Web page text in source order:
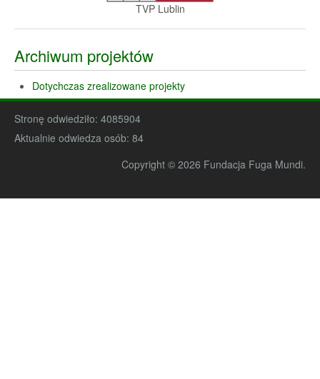
TVP Lublin
Archiwum projektów
Dotychczas zrealizowane projekty
Stronę odwiedziło: 4085904
Aktualnie odwiedza osób: 84
Copyright © 2026 Fundacja Fuga Mundi.